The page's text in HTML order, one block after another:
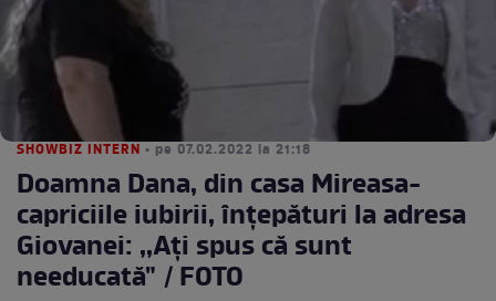
SHOWBIZ INTERN • pe 07.02.2022 la 21:18
Doamna Dana, din casa Mireasa-
capriciile iubirii, înțepături la adresa
Giovanei: ,,Ați spus că sunt
needucată" / FOTO